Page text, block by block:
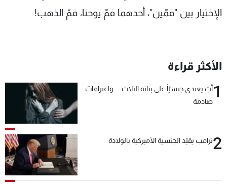
الإختيار بين "فمّين"، أحدهما فمّ يوحنا، فمّ الذهب!
الأكثر قراءة
1أبٌ يعتدي جنسيّاً على بناته الثلاث… واعترافاتٌ
صادمة
2ترامب يقيّد الجنسية الأميركية بالولادة